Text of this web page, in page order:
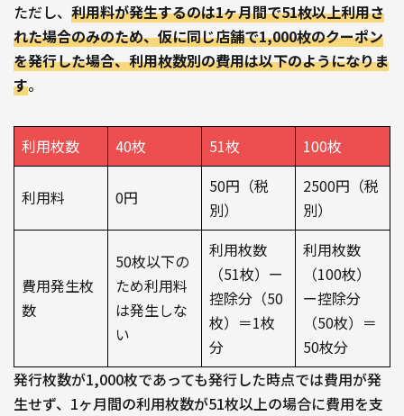
ただし、 利用料が発生するのは1ヶ月間で51枚以上利用さ
れた場合のみのため、仮に同じ店舗で1,000枚のクーポン
を発行した場合、利用枚数別の費用は以下のようになりま
す。
利用枚数 40枚 51枚 100枚
利用料 0円
50円（税
別）
2500円（税
別）
費用発生枚
数
50枚以下の
ため利用料
は発生しな
い
利用枚数
（51枚）ー
控除分（50
枚）＝1枚
分
利用枚数
（100枚）
ー控除分
（50枚）＝
50枚分
発行枚数が1,000枚であっても発行した時点では費用が発
生せず、1ヶ月間の利用枚数が51枚以上の場合に費用を支